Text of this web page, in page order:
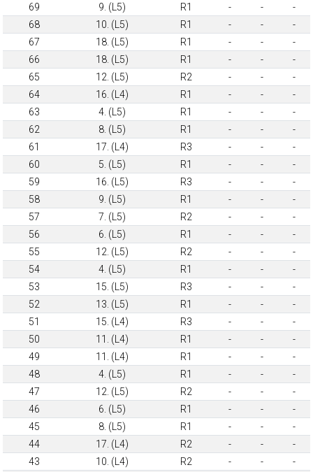
69
9. (L5) R1 - -
-
68
10. (L5) R1 - -
-
67
18. (L5) R1 - -
-
66
18. (L5) R1 - -
-
65
12. (L5) R2 - -
-
64
16. (L4) R1 - -
-
63
4. (L5) R1 - -
-
62
8. (L5) R1 - -
-
61
17. (L4) R3 - -
-
60
5. (L5) R1 - -
-
59
16. (L5) R3 - -
-
58
9. (L5) R1 - -
-
57
7. (L5) R2 - -
-
56
6. (L5) R1 - -
-
55
12. (L5) R2 - -
-
54
4. (L5) R1 - -
-
53
15. (L5) R3 - -
-
52
13. (L5) R1 - -
-
51
15. (L4) R3 - -
-
50
11. (L4) R1 - -
-
49
11. (L4) R1 - -
-
48
4. (L5) R1 - -
-
47
12. (L5) R2 - -
-
46
6. (L5) R1 - -
-
45
8. (L5) R1 - -
-
44
17. (L4) R2 - -
-
43
10. (L4) R2 - -
-